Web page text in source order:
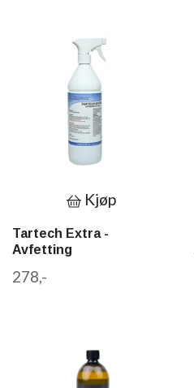
Kjøp
Tartech Extra -
Avfetting
278,-